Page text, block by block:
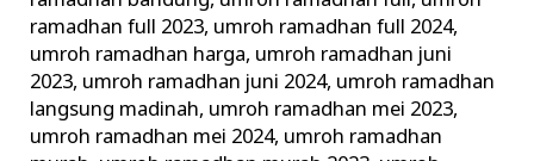
ramadhan full 2023, umroh ramadhan full 2024,
umroh ramadhan harga, umroh ramadhan juni
2023, umroh ramadhan juni 2024, umroh ramadhan
langsung madinah, umroh ramadhan mei 2023,
umroh ramadhan mei 2024, umroh ramadhan